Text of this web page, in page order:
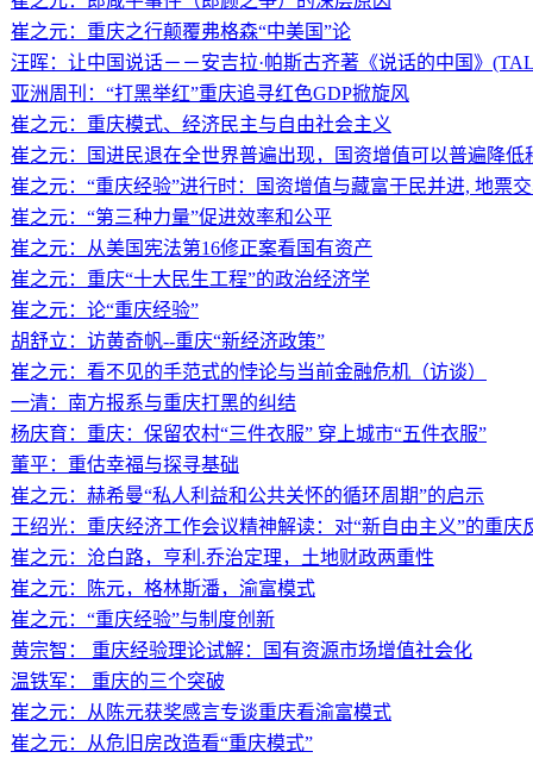
崔之元：重庆之行颠覆弗格森“中美国”论
汪晖：让中国说话－－安吉拉·帕斯古齐著《说话的中国》
亚洲周刊：“打黑举红”重庆追寻红色GDP掀旋风
崔之元：重庆模式、经济民主与自由社会主义
崔之元：国进民退在全世界普遍出现，国资增值可以普遍降低
崔之元：“重庆经验”进行时：国资增值与藏富于民并进, 地票
崔之元：“第三种力量”促进效率和公平
崔之元：从美国宪法第16修正案看国有资产
崔之元：重庆“十大民生工程”的政治经济学
崔之元：论“重庆经验”
胡舒立：访黄奇帆--重庆“新经济政策”
崔之元：看不见的手范式的悖论与当前金融危机（访谈）
一清：南方报系与重庆打黑的纠结
杨庆育：重庆：保留农村“三件衣服” 穿上城市“五件衣服”
董平：重估幸福与探寻基础
崔之元：赫希曼“私人利益和公共关怀的循环周期”的启示
王绍光：重庆经济工作会议精神解读：对“新自由主义”的重庆
崔之元：沧白路，亨利.乔治定理，土地财政两重性
崔之元：陈元，格林斯潘，渝富模式
崔之元：“重庆经验”与制度创新
黄宗智： 重庆经验理论试解：国有资源市场增值社会化
温铁军： 重庆的三个突破
崔之元：从陈元获奖感言专谈重庆看渝富模式
崔之元：从危旧房改造看“重庆模式”